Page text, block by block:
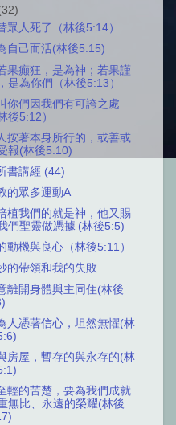
眾人死了（林後5:14）
自己而活(林後5:15)
果癲狂，是為神；若果謹
是為你們（林後5:13）
你們因我們有可誇之處
後5:12）
按著本身所行的，或善或
報(林後5:10)
書講經 (44)
的眾多運動A
植我們的就是神，他又賜
們聖靈做憑據 (林後5:5)
動機與良心（林後5:11）
的帶領和我的失敗
離開身體與主同住(林後
人憑著信心，坦然無懼(林
房屋，暫存的與永存的(林
輕的苦楚，要為我們成就
無比、永遠的榮耀(林後